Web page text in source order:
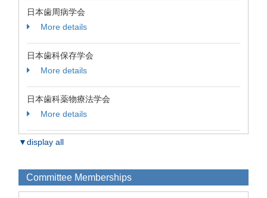
日本歯周病学会
More details
日本歯科保存学会
More details
日本歯科薬物療法学会
More details
▼display all
Committee Memberships